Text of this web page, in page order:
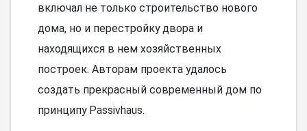
включал не только строительство нового
дома, но и перестройку двора и
находящихся в нем хозяйственных
построек. Авторам проекта удалось
создать прекрасный современный дом по
принципу Passivhaus.